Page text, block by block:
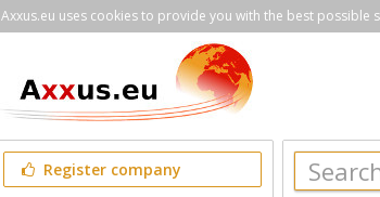
Axxus.eu uses cookies to provide you with the best possible
Register company